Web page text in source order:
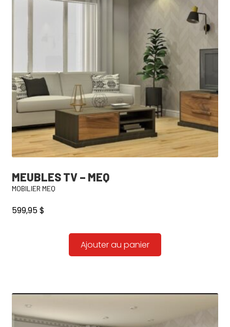
choisies
la
page
du
produit
MEUBLES TV – MEQ
MOBILIER MEQ
599,95$
Ajouter au panier